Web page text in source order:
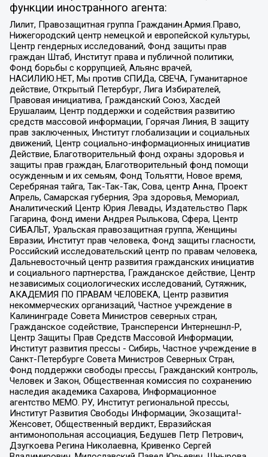
функции иностранного агента:
Лилит, Правозащитная группа Гражданин.Армия.Право,
Нижегородский центр немецкой и европейской культуры,
Центр гендерных исследований, Фонд защиты прав
граждан Штаб, Институт права и публичной политики,
Фонд борьбы с коррупцией, Альянс врачей,
НАСИЛИЮ.НЕТ, Мы против СПИДа, СВЕЧА, Гуманитарное
действие, Открытый Петербург, Лига Избирателей,
Правовая инициатива, Гражданский Союз, Хасдей
Ерушалаим, Центр поддержки и содействия развитию
средств массовой информации, Горячая Линия, В защиту
прав заключенных, Институт глобализации и социальных
движений, Центр социально-информационных инициатив
Действие, Благотворительный фонд охраны здоровья и
защиты прав граждан, Благотворительный фонд помощи
осужденным и их семьям, Фонд Тольятти, Новое время,
Серебряная тайга, Так-Так-Так, Сова, центр Анна, Проект
Апрель, Самарская губерния, Эра здоровья, Мемориал,
Аналитический Центр Юрия Левады, Издательство Парк
Гагарина, Фонд имени Андрея Рылькова, Сфера, Центр
СИБАЛЬТ, Уральская правозащитная группа, Женщины
Евразии, Институт прав человека, Фонд защиты гласности,
Российский исследовательский центр по правам человека,
Дальневосточный центр развития гражданских инициатив
и социального партнерства, Гражданское действие, Центр
независимых социологических исследований, Сутяжник,
АКАДЕМИЯ ПО ПРАВАМ ЧЕЛОВЕКА, Центр развития
некоммерческих организаций, Частное учреждение в
Калининграде Совета Министров северных стран,
Гражданское содействие, Трансперенси Интернешнл-Р,
Центр Защиты Прав Средств Массовой Информации,
Институт развития прессы - Сибирь, Частное учреждение в
Санкт-Петербурге Совета Министров Северных Стран,
Фонд поддержки свободы прессы, Гражданский контроль,
Человек и Закон, Общественная комиссия по сохранению
наследия академика Сахарова, Информационное
агентство МЕМО. РУ, Институт региональной прессы,
Институт Развития Свободы Информации, Экозащита!-
Женсовет, Общественный вердикт, Евразийская
антимонопольная ассоциация, Бедушев Петр Петрович,
Дзугкоева Регина Николаевна, Кривенко Сергей